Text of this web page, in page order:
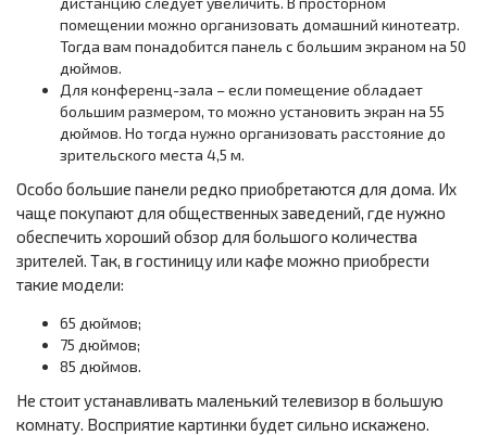
помещении можно организовать домашний кинотеатр.
Тогда вам понадобится панель с большим экраном на 50
дюймов.
Для конференц-зала – если помещение обладает
большим размером, то можно установить экран на 55
дюймов. Но тогда нужно организовать расстояние до
зрительского места 4,5 м.
Особо большие панели редко приобретаются для дома. Их
чаще покупают для общественных заведений, где нужно
обеспечить хороший обзор для большого количества
зрителей. Так, в гостиницу или кафе можно приобрести
такие модели:
65 дюймов;
75 дюймов;
85 дюймов.
Не стоит устанавливать маленький телевизор в большую
комнату. Восприятие картинки будет сильно искажено.